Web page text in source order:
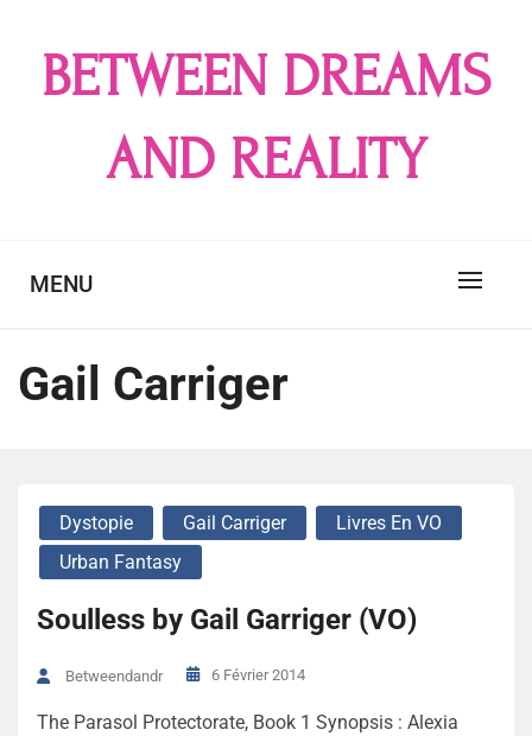
contentBETWEEN DREAMS
AND REALITY
MENU
Gail Carriger
Dystopie Gail Carriger
Livres En VO
Urban Fantasy
Soulless by Gail Garriger (VO)
Betweendandr 6 Février 2014
The Parasol Protectorate, Book 1 Synopsis : Alexia